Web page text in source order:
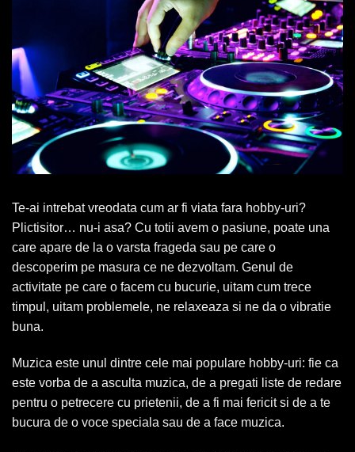
Te-ai intrebat vreodata cum ar fi viata fara hobby-uri?
Plictisitor… nu-i asa? Cu totii avem o pasiune, poate una
care apare de la o varsta frageda sau pe care o
descoperim pe masura ce ne dezvoltam. Genul de
activitate pe care o facem cu bucurie, uitam cum trece
timpul, uitam problemele, ne relaxeaza si ne da o vibratie
buna.
Muzica este unul dintre cele mai populare hobby-uri: fie ca
este vorba de a asculta muzica, de a pregati liste de redare
pentru o petrecere cu prietenii, de a fi mai fericit si de a te
bucura de o voce speciala sau de a face muzica.